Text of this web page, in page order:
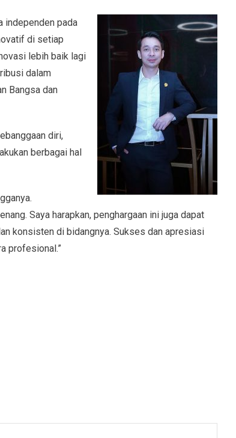
independen pada
di setiap
lebih baik lagi
dalam
Bangsa dan
diri,
berbagai hal
Saya harapkan, penghargaan ini juga dapat
konsisten di bidangnya. Sukses dan apresiasi
profesional.”